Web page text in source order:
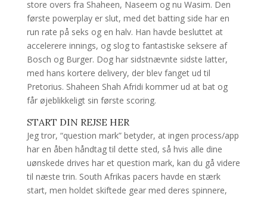
store overs fra Shaheen, Naseem og nu Wasim. Den
første powerplay er slut, med det batting side har en
run rate på seks og en halv. Han havde besluttet at
accelerere innings, og slog to fantastiske seksere af
Bosch og Burger. Dog har sidstnævnte sidste latter,
med hans kortere delivery, der blev fanget ud til
Pretorius. Shaheen Shah Afridi kommer ud at bat og
får øjeblikkeligt sin første scoring.
START DIN REJSE HER
Jeg tror, “question mark” betyder, at ingen process/app
har en åben håndtag til dette sted, så hvis alle dine
uønskede drives har et question mark, kan du gå videre
til næste trin. South Afrikas pacers havde en stærk
start, men holdet skiftede gear med deres spinnere,